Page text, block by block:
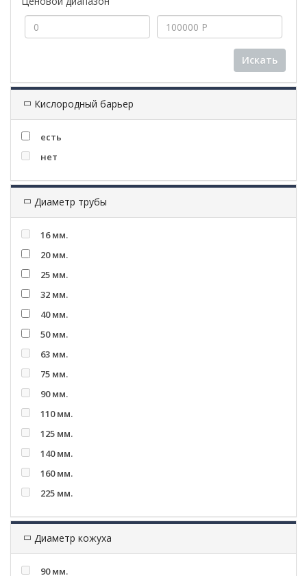
Искать
Кислородный барьер
есть
нет
Диаметр трубы
16 мм.
20 мм.
25 мм.
32 мм.
40 мм.
50 мм.
63 мм.
75 мм.
90 мм.
110 мм.
125 мм.
140 мм.
160 мм.
225 мм.
Диаметр кожуха
90 мм.